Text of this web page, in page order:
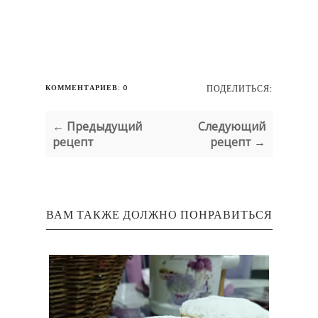
КОММЕНТАРИЕВ: 0 ПОДЕЛИТЬСЯ:
← Предыдущий
рецепт
Следующий
рецепт →
ВАМ ТАКЖЕ ДОЛЖНО ПОНРАВИТЬСЯ